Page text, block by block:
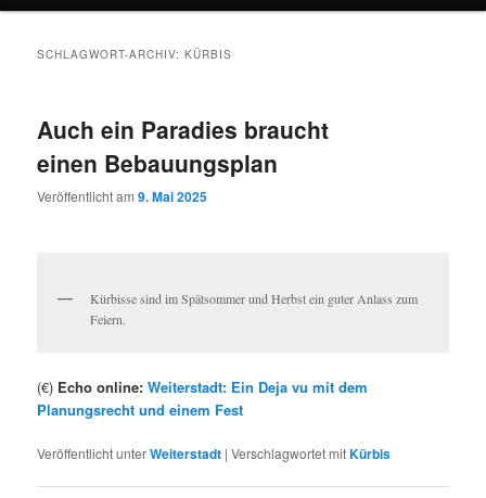
SCHLAGWORT-ARCHIV:KÜRBIS
Auch ein Paradies braucht
einen Bebauungsplan
Veröffentlicht am9. Mai 2025
Kürbisse sind im Spätsommer und Herbst ein guter Anlass zum
Feiern.
(€) Echo online:Weiterstadt: Ein Deja vu mit dem
Planungsrecht und einem Fest
Veröffentlicht unterWeiterstadt |Verschlagwortet mitKürbis